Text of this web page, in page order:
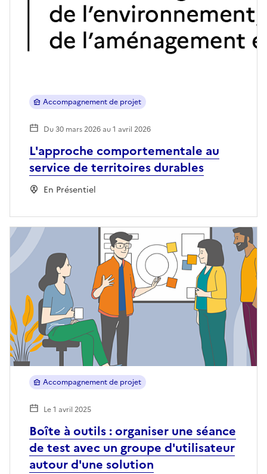
L'approche comportementale au
service de territoires durables
En Présentiel
Accompagnement de projet
Du 30 mars 2026 au 1 avril 2026
Boîte à outils : organiser une séance
de test avec un groupe d'utilisateur
autour d'une solution
Accompagnement de projet
Le 1 avril 2025